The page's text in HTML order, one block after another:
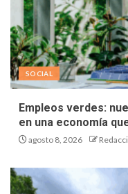
SOCIAL
Empleos verdes:
en una economía
agosto 8, 2026